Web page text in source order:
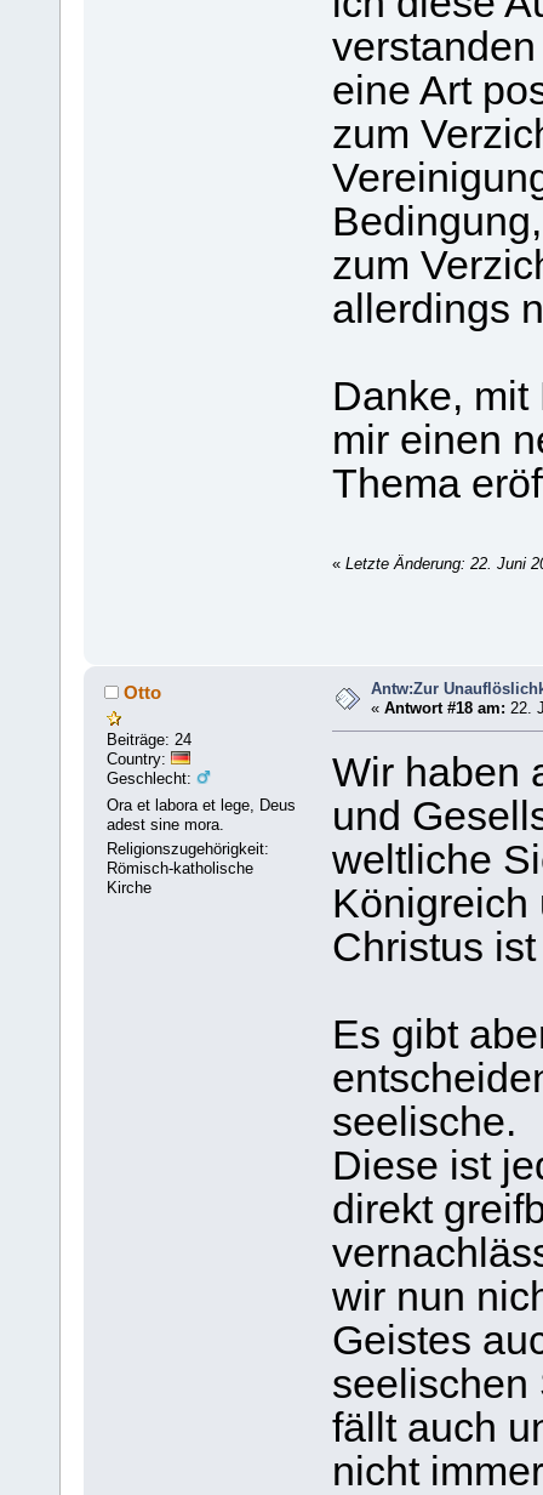
eine Art
zum
zum
allerdings
Danke,
mir einen
Thema
« Letzte Änderung: 22. Juni
Otto
Beiträge: 24
Country:
Geschlecht:
Ora et labora et lege, Deus
adest sine mora.
Religionszugehörigkeit:
Römisch-katholische
Kirche
Antw:Zur
«Antwort #18 am: 22.
Wir haben
und
weltliche
Königreich
Christus
Es gibt
seelische.
Diese ist
direkt
wir nun
Geistes
seelischen
fällt auch
nicht